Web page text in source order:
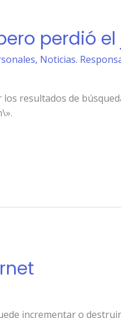
perdió
, Noticias.
resultados de
incrementar o